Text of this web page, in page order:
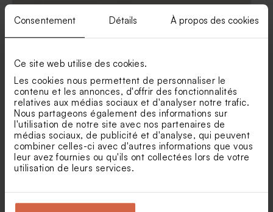
Consentement Détails À propos des cookies
Ce site web utilise des cookies.
Les cookies nous permettent de personnaliser le
contenu et les annonces, d'offrir des fonctionnalités
relatives aux médias sociaux et d'analyser notre trafic.
Nous partageons également des informations sur
l'utilisation de notre site avec nos partenaires de
médias sociaux, de publicité et d'analyse, qui peuvent
combiner celles-ci avec d'autres informations que vous
leur avez fournies ou qu'ils ont collectées lors de votre
utilisation de leurs services.
Mini pot en verre
en liège
Pochon communion en
communion simple et son
Carte remerciement
communion jolie écriture et
communion couronne
florale dorée
communion eucalyptus et
dorure